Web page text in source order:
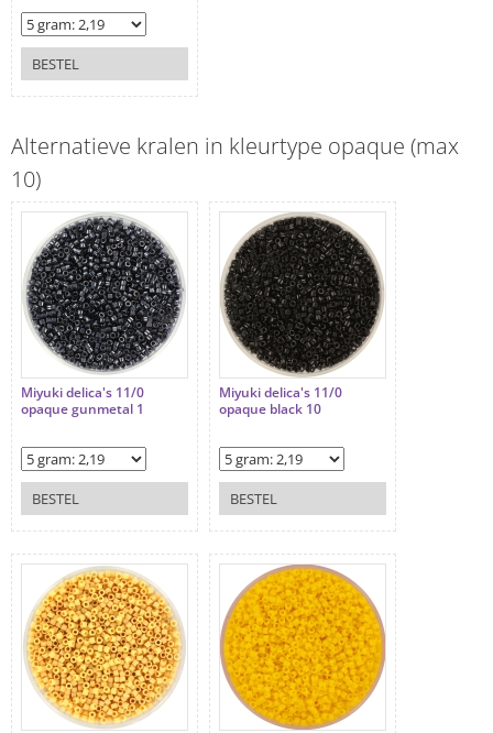
BESTEL
Alternatieve kralen in kleurtype opaque (max
10)
Miyuki delica's 11/0
opaque gunmetal 1
BESTEL
Miyuki delica's 11/0
opaque black 10
BESTEL